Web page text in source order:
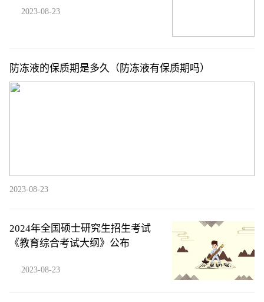
2023-08-23
防冻液的保质期是多久（防冻液有保质期吗）
2023-08-23
2024年全国硕士研究生招生考试
《教育综合考试大纲》公布
2023-08-23